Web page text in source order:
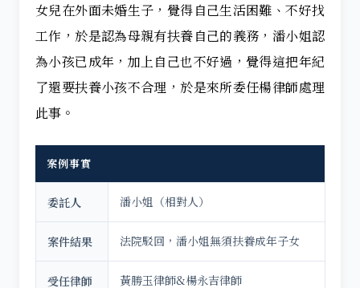
女兒在外面未婚生子，覺得自己生活困難、不好找
工作，於是認為母親有扶養自己的義務，潘小姐認
為小孩已成年，加上自己也不好過，覺得這把年紀
了還要扶養小孩不合理，於是來所委任楊律師處理
此事。
案例事實
委託人 潘小姐（相對人）
案件結果 法院駁回，潘小姐無須扶養成年子女
受任律師 黃勝玉律師&楊永吉律師